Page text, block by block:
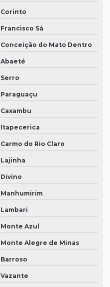
Corinto
Francisco Sá
Conceição do Mato Dentro
Abaeté
Serro
Paraguaçu
Caxambu
Itapecerica
Carmo do Rio Claro
Lajinha
Divino
Manhumirim
Lambari
Monte Azul
Monte Alegre de Minas
Barroso
Vazante